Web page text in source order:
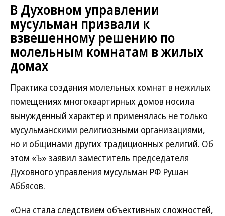
В Духовном управлении
мусульман призвали к
взвешенному решению по
молельным комнатам в жилых
домах
Практика создания молельных комнат в нежилых
помещениях многоквартирных домов носила
вынужденный характер и применялась не только
мусульманскими религиозными организациями,
но и общинами других традиционных религий. Об
этом «Ъ» заявил заместитель председателя
Духовного управления мусульман РФ Рушан
Аббясов.
«Она стала следствием объективных сложностей,